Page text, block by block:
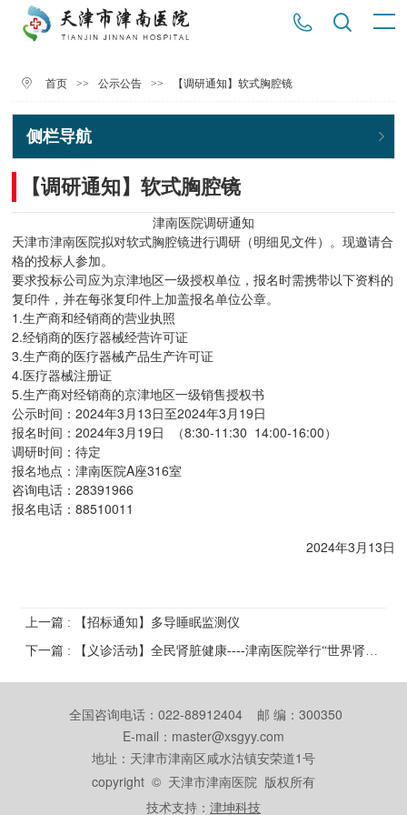
首页 >> 公示公告 >> 【调研通知】软式胸腔镜
侧栏导航
【调研通知】软式胸腔镜
津南医院调研通知
天津市津南医院拟对软式胸腔镜进行调研（明细见文件）。现邀请合
格的投标人参加。
要求投标公司应为京津地区一级授权单位，报名时需携带以下资料的
复印件，并在每张复印件上加盖报名单位公章。
1.生产商和经销商的营业执照
2.经销商的医疗器械经营许可证
3.生产商的医疗器械产品生产许可证
4.医疗器械注册证
5.生产商对经销商的京津地区一级销售授权书
公示时间：2024年3月13日至2024年3月19日
报名时间：2024年3月19日 （8:30-11:30 14:00-16:00）
调研时间：待定
报名地点：津南医院A座316室
咨询电话：28391966
报名电话：88510011
2024年3月13日
上一篇 : 【招标通知】多导睡眠监测仪
全国咨询电话：022-88912404 邮 编：300350
E-mail：master@xsgyy.com
地址：天津市津南区咸水沽镇安荣道1号
copyright © 天津市津南医院 版权所有
技术支持： 津坤科技